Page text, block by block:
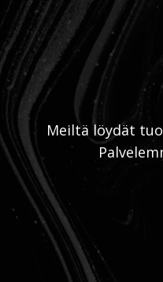
Meiltä löydät